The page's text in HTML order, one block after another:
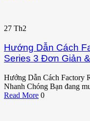
27 Th2
Hướng Dẫn Cách
Series 3 Đơn Giản
Hướng Dẫn Cách Factory
Nhanh Chóng Bạn đang
Read More 0